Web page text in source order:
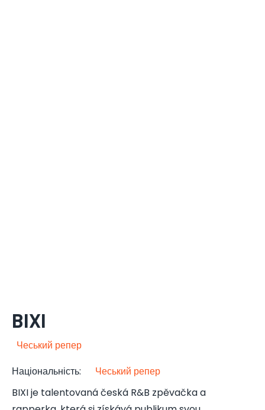
BIXI
Чеський репер
Національність:
Чеський репер
BIXI je talentovaná česká R&B zpěvačka a